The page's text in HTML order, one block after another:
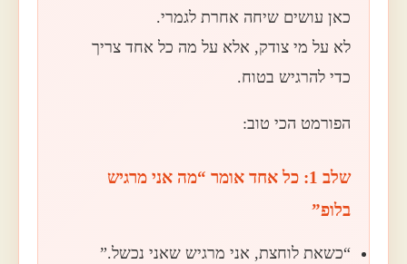
כאן עושים שיחה אחרת לגמרי.
לא על מי צודק, אלא על מה כל אחד צריך
כדי להרגיש בטוח.
הפורמט הכי טוב:
שלב 1: כל אחד אומר “מה אני מרגיש
בלופ”
“כשאת לוחצת, אני מרגיש שאני נכשל.”